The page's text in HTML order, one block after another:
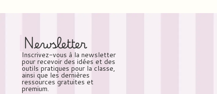
Newsletter
Inscrivez-vous à la newsletter
pour recevoir des idées et des
outils pratiques pour la classe,
ainsi que les dernières
ressources gratuites et
premium.